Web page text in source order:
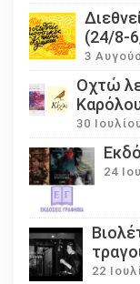
(24/8-
3
Οχτώ
30
24
22